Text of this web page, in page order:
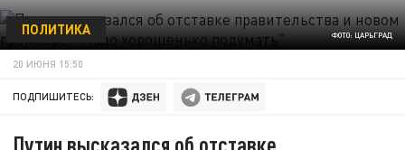
ФОТО: ЦАРЬГРАД
ПОЛИТИКА
20 ИЮНЯ 15:50
ПОДПИШИТЕСЬ:
Путин высказался об отставке